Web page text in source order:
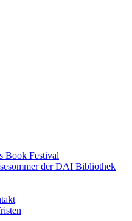
Book Festival
der DAI Bibliothek